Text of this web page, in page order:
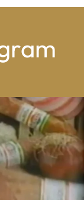
candlelit condo...